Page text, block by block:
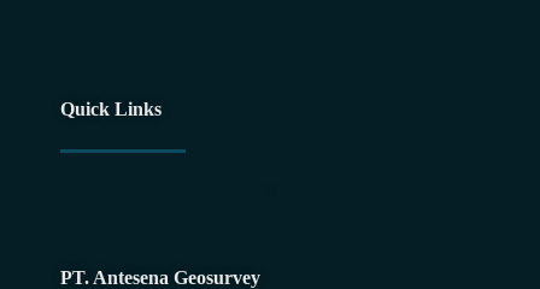
Quick Links
PT. Antesena Geosurvey